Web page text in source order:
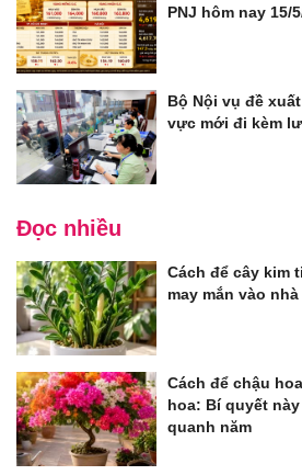
PNJ hôm nay 15/
Bộ Nội vụ đề
vực mới đi kèm
Đọc nhiều
Cách để cây kim
may mắn vào nhà
Cách để chậu
hoa: Bí quyết
quanh năm